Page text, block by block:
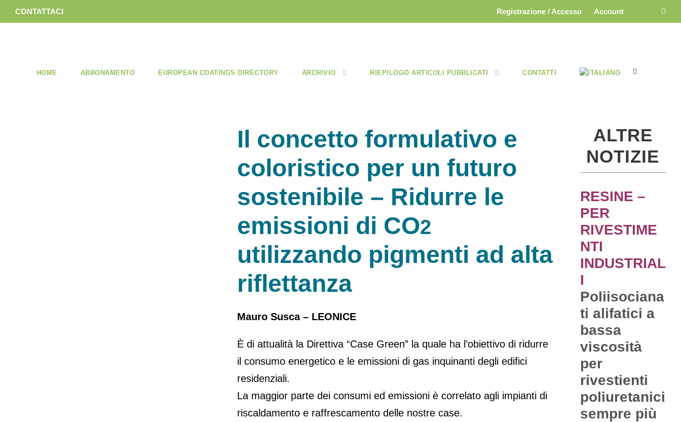
CONTATTACI Registrazione / Accesso Account
HOME ABBONAMENTO EUROPEAN COATINGS DIRECTORY ARCHIVIO RIEPILOGO ARTICOLI PUBBLICATI CONTATTI
Il concetto formulativo e
coloristico per un futuro
sostenibile – Ridurre le
emissioni di CO2
utilizzando pigmenti ad alta
riflettanza
Mauro Susca – LEONICE
È di attualità la Direttiva “Case Green” la quale ha l’obiettivo di ridurre
il consumo energetico e le emissioni di gas inquinanti degli edifici
residenziali.
La maggior parte dei consumi ed emissioni è correlato agli impianti di
riscaldamento e raffrescamento delle nostre case.
ALTRE
NOTIZIE
RESINE –
PER
RIVESTIME
NTI
INDUSTRIAL
I
Poliisociana
ti alifatici a
bassa
viscosità
per
rivestienti
poliuretanici
sempre più